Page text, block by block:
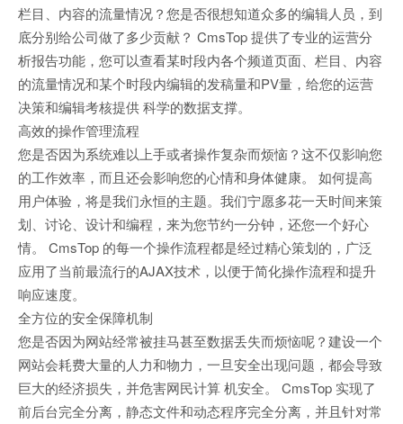
栏目、内容的流量情况？您是否很想知道众多的编辑人员，到
底分别给公司做了多少贡献？ CmsTop 提供了专业的运营分
析报告功能，您可以查看某时段内各个频道页面、栏目、内容
的流量情况和某个时段内编辑的发稿量和PV量，给您的运营
决策和编辑考核提供 科学的数据支撑。
高效的操作管理流程
您是否因为系统难以上手或者操作复杂而烦恼？这不仅影响您
的工作效率，而且还会影响您的心情和身体健康。 如何提高
用户体验，将是我们永恒的主题。我们宁愿多花一天时间来策
划、讨论、设计和编程，来为您节约一分钟，还您一个好心
情。 CmsTop 的每一个操作流程都是经过精心策划的，广泛
应用了当前最流行的AJAX技术，以便于简化操作流程和提升
响应速度。
全方位的安全保障机制
您是否因为网站经常被挂马甚至数据丢失而烦恼呢？建设一个
网站会耗费大量的人力和物力，一旦安全出现问题，都会导致
巨大的经济损失，并危害网民计算 机安全。 CmsTop 实现了
前后台完全分离，静态文件和动态程序完全分离，并且针对常